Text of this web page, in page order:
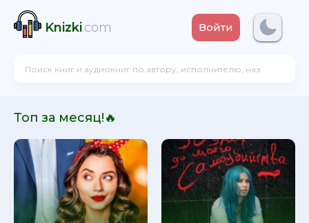
Knizki.com Войти
Топ за месяц!🔥